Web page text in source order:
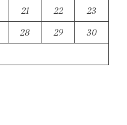
21 22
23
28 29
30